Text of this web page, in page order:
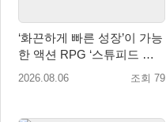
‘화끈하게 빠른 성장’이 가능
한 액션 RPG ‘스튜피드 네
버 다이즈’ 패키지판 예약판
2026.08.06 조회 79